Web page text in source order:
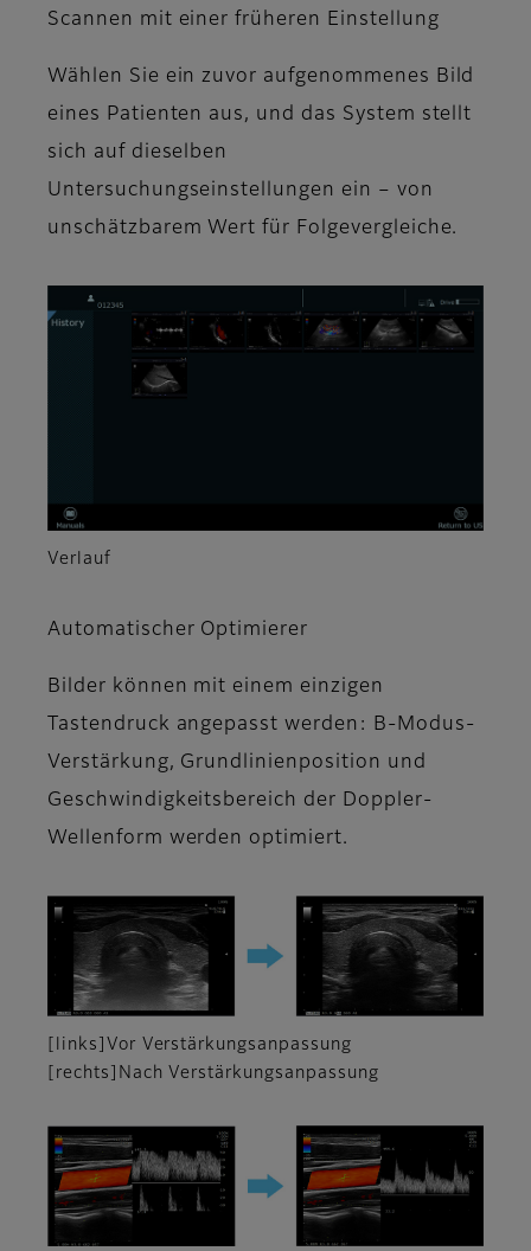
Scannen mit einer früheren Einstellung
Wählen Sie ein zuvor aufgenommenes Bild
eines Patienten aus, und das System stellt
sich auf dieselben
Untersuchungseinstellungen ein – von
unschätzbarem Wert für Folgevergleiche.
Verlauf
Automatischer Optimierer
Bilder können mit einem einzigen
Tastendruck angepasst werden: B-Modus-
Verstärkung, Grundlinienposition und
Geschwindigkeitsbereich der Doppler-
Wellenform werden optimiert.
[links]Vor Verstärkungsanpassung
[rechts]Nach Verstärkungsanpassung